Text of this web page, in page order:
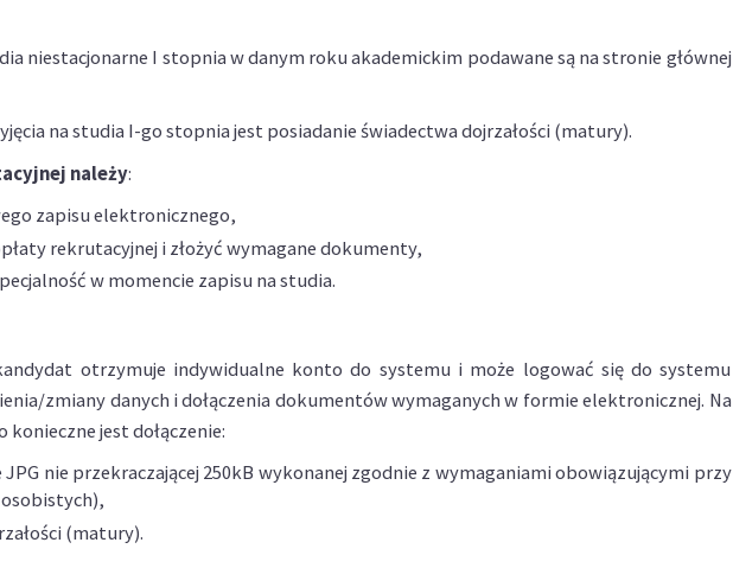
niestacjonarne I stopnia w danym roku akademickim podawane są na stronie głównej
na studia I-go stopnia jest posiadanie świadectwa dojrzałości (matury).
należy:
zapisu elektronicznego,
rekrutacyjnej i złożyć wymagane dokumenty,
w momencie zapisu na studia.
otrzymuje indywidualne konto do systemu i może logować się do systemu
zmiany danych i dołączenia dokumentów wymaganych w formie elektronicznej. Na
jest dołączenie:
nie przekraczającej 250kB wykonanej zgodnie z wymaganiami obowiązującymi przy
(matury).